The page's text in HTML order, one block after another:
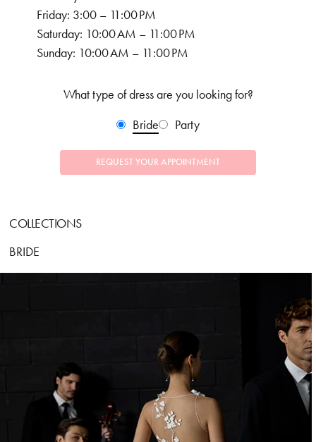
Friday: 3:00 – 11:00 PM
Saturday: 10:00 AM – 11:00 PM
Sunday: 10:00 AM – 11:00 PM
What type of dress are you looking for?
Bride
Party
REQUEST YOUR APPOINTMENT
COLLECTIONS
BRIDE